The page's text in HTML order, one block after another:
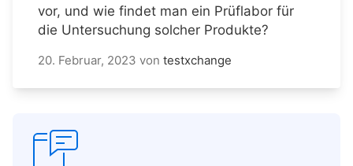
vor, und wie findet man ein Prüflabor für
die Untersuchung solcher Produkte?
20. Februar, 2023 von testxchange